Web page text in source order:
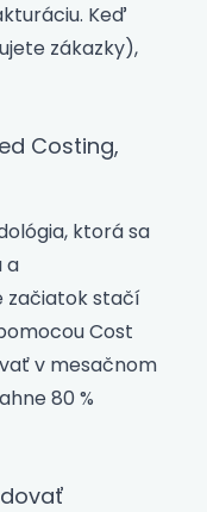
Keď
zákazky),
Costing,
ktorá sa
a
začiatok stačí
Cost
v mesačnom
80 %